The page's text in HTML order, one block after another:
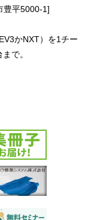
豊平5000-1]
かNXT）を1チー
で。